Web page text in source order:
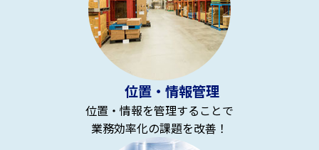
位置・情報管理
位置・情報を管理することで
業務効率化の課題を改善！